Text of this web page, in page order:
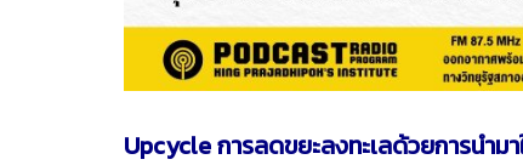
Upcycle การลดขยะลงทะเลด้วยการนำ